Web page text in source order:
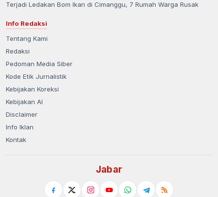
Terjadi Ledakan Bom Ikan di Cimanggu, 7 Rumah Warga Rusak
Info Redaksi
Tentang Kami
Redaksi
Pedoman Media Siber
Kode Etik Jurnalistik
Kebijakan Koreksi
Kebijakan AI
Disclaimer
Info Iklan
Kontak
Jabar